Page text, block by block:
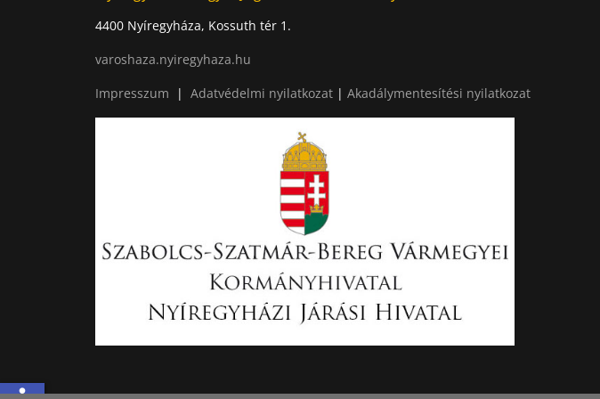
4400 Nyíregyháza, Kossuth tér 1.
varoshaza.nyiregyhaza.hu
Impresszum | Adatvédelmi nyilatkozat | Akadálymentesítési nyilatkozat